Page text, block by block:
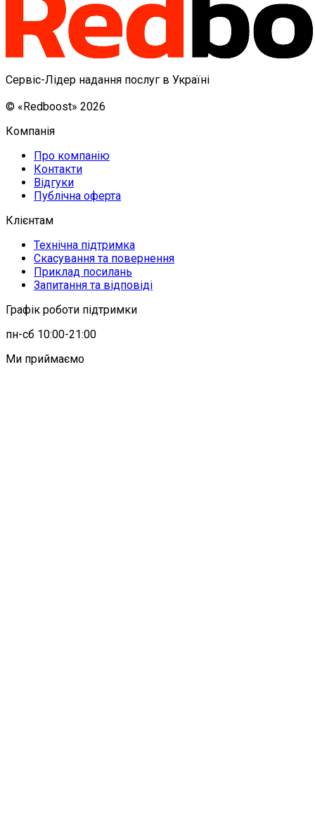
Сервіс-Лідер надання послуг в Україні
© «Redboost» 2026
Компанія
Про компанію
Контакти
Відгуки
Публічна оферта
Клієнтам
Технічна підтримка
Скасування та повернення
Приклад посилань
Запитання та відповіді
Графік роботи підтримки
пн-сб 10:00-21:00
Ми приймаємо